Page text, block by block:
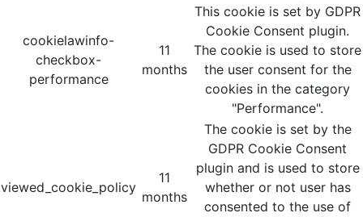
cookielawinfo-
checkbox-
performance
11
months
This cookie is set by GDPR
Cookie Consent plugin.
The cookie is used to store
the user consent for the
cookies in the category
"Performance".
viewed_cookie_policy
11
months
The cookie is set by the
GDPR Cookie Consent
plugin and is used to store
whether or not user has
consented to the use of